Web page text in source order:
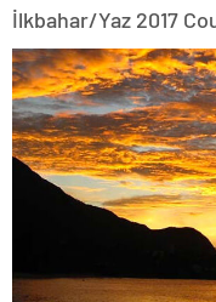
İlkbahar/Yaz 2017